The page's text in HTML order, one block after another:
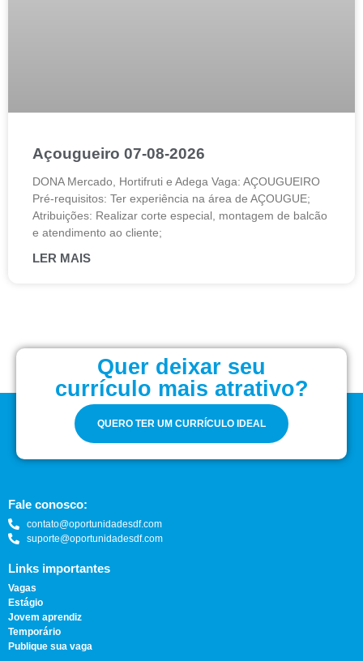
Açougueiro 07-08-2026
DONA Mercado, Hortifruti e Adega Vaga: AÇOUGUEIRO
Pré-requisitos: Ter experiência na área de AÇOUGUE;
Atribuições: Realizar corte especial, montagem de balcão
e atendimento ao cliente;
LER MAIS
Quer deixar seu
currículo mais atrativo?
QUERO TER UM CURRÍCULO IDEAL
Fale conosco:
contato@oportunidadesdf.com
suporte@oportunidadesdf.com
Links importantes
Vagas
Estágio
Jovem aprendiz
Temporário
Publique sua vaga